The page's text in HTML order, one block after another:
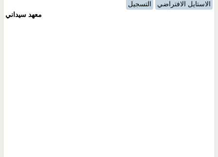
الاستايل الافتراضي
التسجيل
معهد سيداني